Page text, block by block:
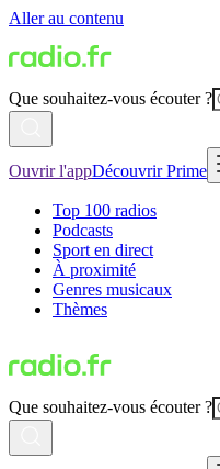
Aller au contenu
Que souhaitez-vous écouter ?
Ouvrir l'appDécouvrir Prime
Top 100 radios
Podcasts
Sport en direct
À proximité
Genres musicaux
Thèmes
Que souhaitez-vous écouter ?